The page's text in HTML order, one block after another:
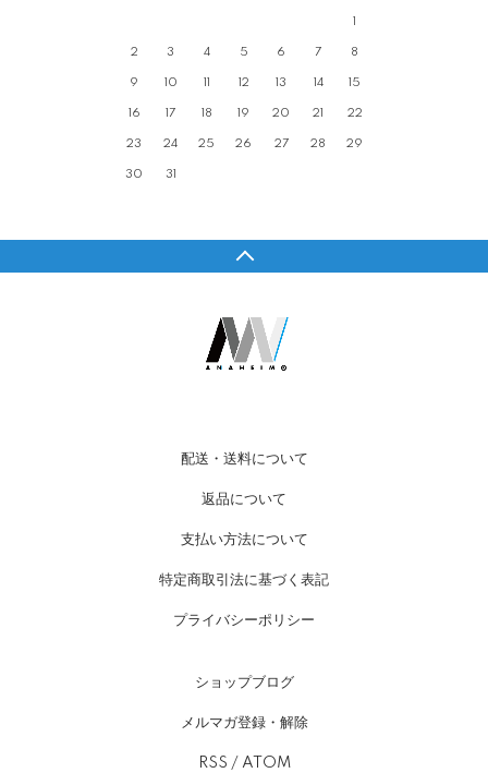
1
2 3 4 5 6 7 8
9 10 11 12 13 14 15
16 17 18 19 20 21 22
23 24 25 26 27 28 29
30 31
配送・送料について
返品について
支払い方法について
特定商取引法に基づく表記
プライバシーポリシー
ショップブログ
メルマガ登録・解除
RSS / ATOM